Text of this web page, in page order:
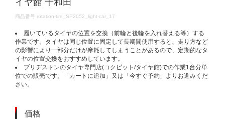
DETAILS
商品番号 rotation-tire_SP2052_light-car_17
履いているタイヤの位置を交換（前輪と後輪を入れ替える等）する
作業です。タイヤは同じ位置に固定して長期間使用すると、走り方など
の影響により一部分だけが摩耗してしまうことがあるので、定期的なタ
イヤの位置交換をおすすめしています。
ブリヂストンのタイヤ専門店(コクピット/タイヤ館)での作業1台分単
位での販売です。「カートに追加」又は「今すぐ予約」よりお進みくだ
さい。
価格